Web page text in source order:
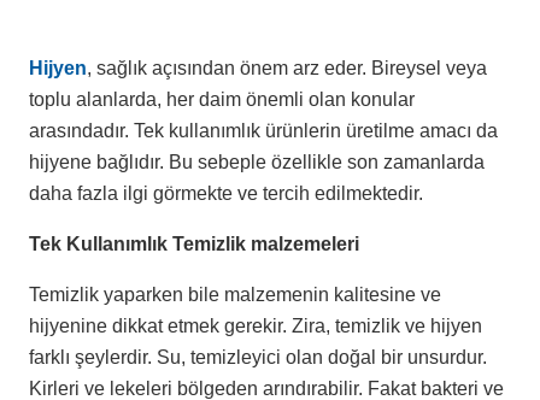
Hijyen, sağlık açısından önem arz eder. Bireysel veya
toplu alanlarda, her daim önemli olan konular
arasındadır. Tek kullanımlık ürünlerin üretilme amacı da
hijyene bağlıdır. Bu sebeple özellikle son zamanlarda
daha fazla ilgi görmekte ve tercih edilmektedir.
Tek Kullanımlık Temizlik malzemeleri
Temizlik yaparken bile malzemenin kalitesine ve
hijyenine dikkat etmek gerekir. Zira, temizlik ve hijyen
farklı şeylerdir. Su, temizleyici olan doğal bir unsurdur.
Kirleri ve lekeleri bölgeden arındırabilir. Fakat bakteri ve